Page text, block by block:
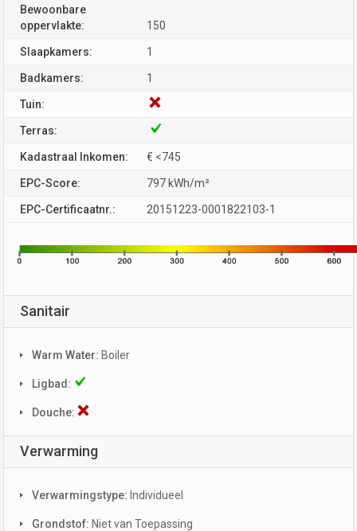
Bewoonbare
oppervlakte:
150
Slaapkamers: 1
Badkamers: 1
Tuin:
Terras:
Kadastraal Inkomen: € <745
EPC-Score: 797 kWh/m²
EPC-Certificaatnr.: 20151223-0001822103-1
Sanitair
Warm Water: Boiler
Ligbad:
Douche:
Verwarming
Verwarmingstype: Individueel
Grondstof: Niet van Toepassing